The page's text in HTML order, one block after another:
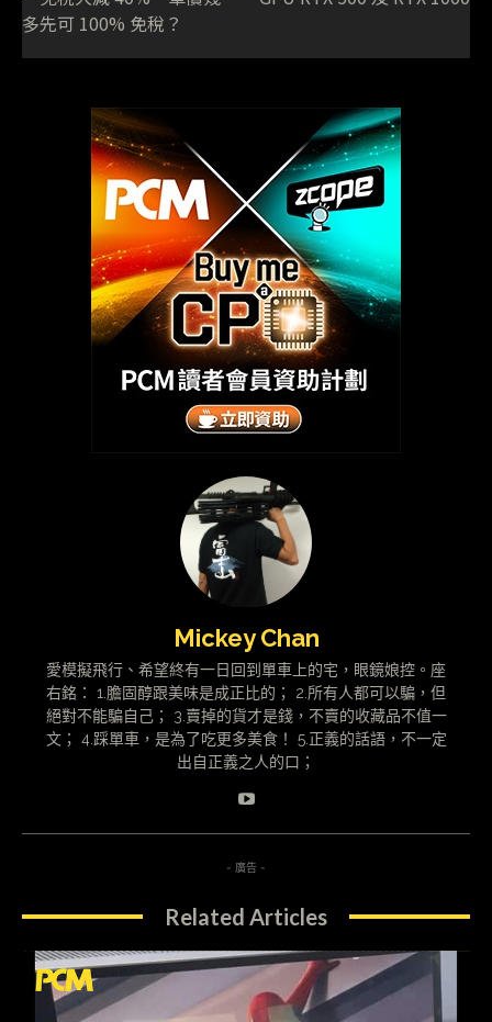
多先可 100% 免稅？
Mickey Chan
愛模擬飛行、希望終有一日回到單車上的宅，眼鏡娘控。座
右銘： 1.膽固醇跟美味是成正比的； 2.所有人都可以騙，但
絕對不能騙自己； 3.賣掉的貨才是錢，不賣的收藏品不值一
文； 4.踩單車，是為了吃更多美食！ 5.正義的話語，不一定
出自正義之人的口；
- 廣告 -
Related Articles